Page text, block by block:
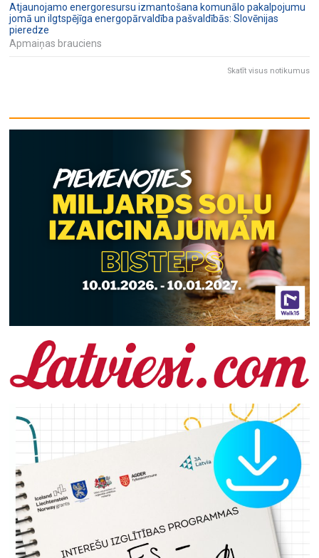
Atjaunojamo energoresursu izmantošana komunālo pakalpojumu
jomā un ilgtspējīga energopārvaldība pašvaldībās: Slovēnijas
pieredze
Apmaiņas brauciens
Skatīt visus notikumus